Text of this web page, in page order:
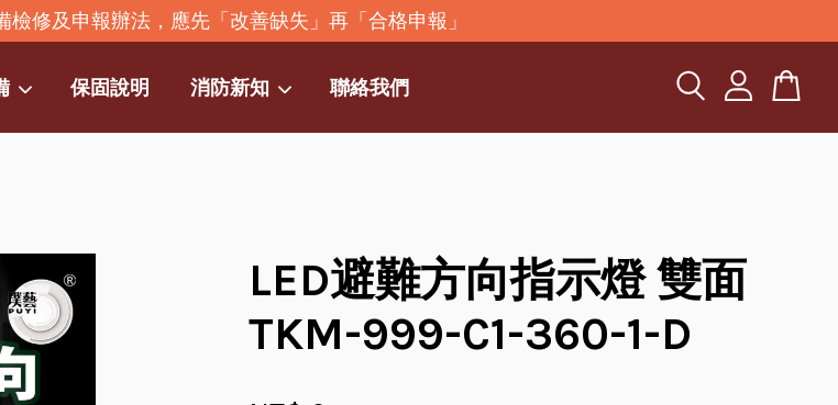
檢修及申報辦法，應先「改善缺失」再「合格申報」
保固說明 消防新知 聯絡我們
LED避難方向指示燈 雙面
TKM-999-C1-360-1-D
繼續購物